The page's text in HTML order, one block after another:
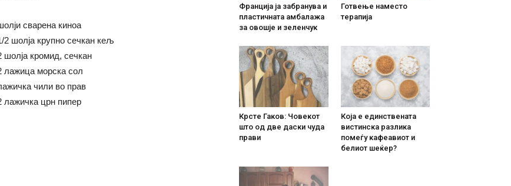
сварена киноа
2 шолја крупно сечкан кељ
шолја кромид, сечкан
лажица морска сол
чили во прав
лажичка црн пипер
Франција ја забранува и
пластичната амбалажа
за овошје и зеленчук
Готвење наместо
терапија
Крсте Гаков: Човекот
што од две даски чуда
прави
Која е единствената
вистинска разлика
помеѓу кафеавиот и
белиот шеќер?